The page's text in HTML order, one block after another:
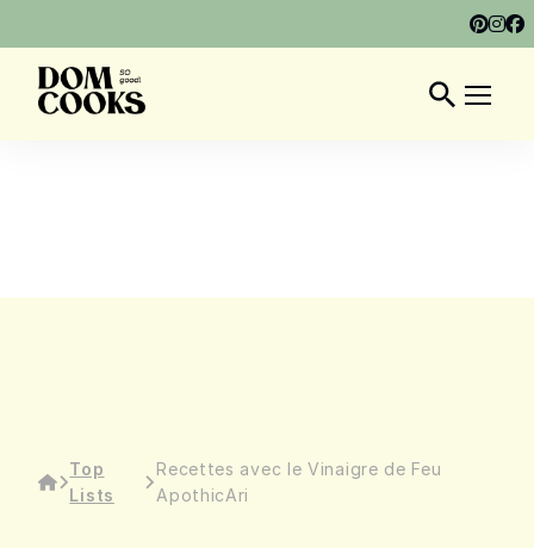
FR
Top
Lists
Recettes avec le Vinaigre de Feu
ApothicAri